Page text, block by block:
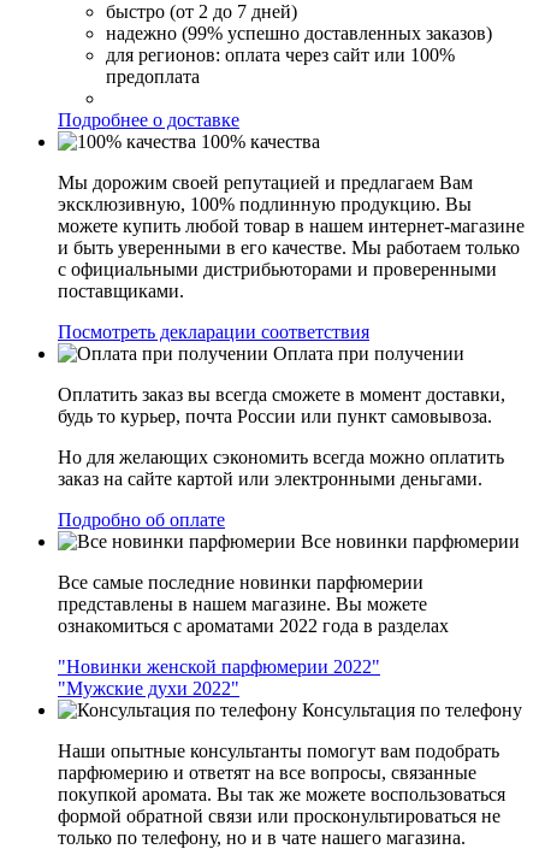
быстро (от 2 до 7 дней)
надежно (99% успешно доставленных заказов)
для регионов: оплата через сайт или 100%
предоплата
Подробнее о доставке
100% качества
Мы дорожим своей репутацией и предлагаем Вам
эксклюзивную, 100% подлинную продукцию. Вы
можете купить любой товар в нашем интернет-магазине
и быть уверенными в его качестве. Мы работаем только
с официальными дистрибьюторами и проверенными
поставщиками.
Посмотреть декларации соответствия
Оплата при получении
Оплатить заказ вы всегда сможете в момент доставки,
будь то курьер, почта России или пункт самовывоза.
Но для желающих сэкономить всегда можно оплатить
заказ на сайте картой или электронными деньгами.
Подробно об оплате
Все новинки парфюмерии
Все самые последние новинки парфюмерии
представлены в нашем магазине. Вы можете
ознакомиться с ароматами 2022 года в разделах
"Новинки женской парфюмерии 2022"
"Мужские духи 2022"
Консультация по телефону
Наши опытные консультанты помогут вам подобрать
парфюмерию и ответят на все вопросы, связанные
покупкой аромата. Вы так же можете воспользоваться
формой обратной связи или просконультироваться не
только по телефону, но и в чате нашего магазина.